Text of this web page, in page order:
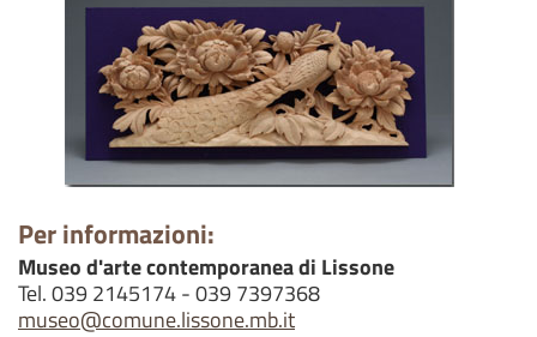
Per informazioni:
Museo d'arte contemporanea di Lissone
Tel. 039 2145174 - 039 7397368
museo@comune.lissone.mb.it